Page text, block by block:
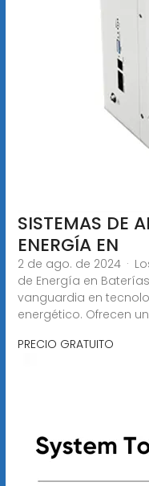
SISTEMAS DE
ENERGÍA EN
2 de ago. de 2024 ·
de Energía en
vanguardia en
energético. Ofrecen
PRECIO GRATUITO